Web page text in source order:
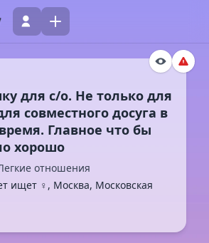
для с/о. Не только для
совместного досуга в
Главное что бы
отношения
ищет ♀️, Москва, Московская